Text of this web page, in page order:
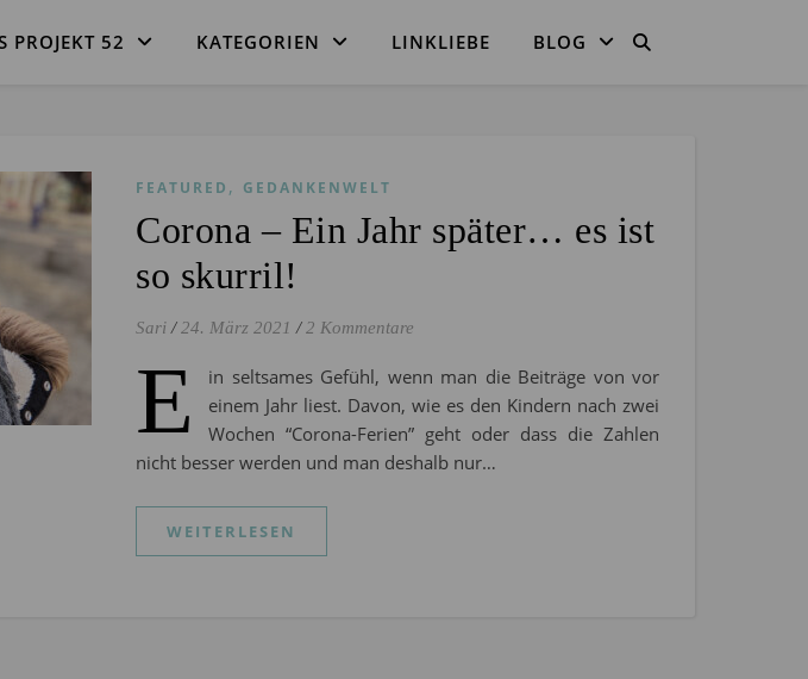
PROJEKT 52 KATEGORIEN LINKLIEBE BLOG
FEATURED , GEDANKENWELT
Corona – Ein Jahr später… es ist
so skurril!
Sari / 24. März 2021 / 2 Kommentare
E
in seltsames Gefühl, wenn man die Beiträge von vor
einem Jahr liest. Davon, wie es den Kindern nach zwei
Wochen “Corona-Ferien” geht oder dass die Zahlen
nicht besser werden und man deshalb nur…
WEITERLESEN